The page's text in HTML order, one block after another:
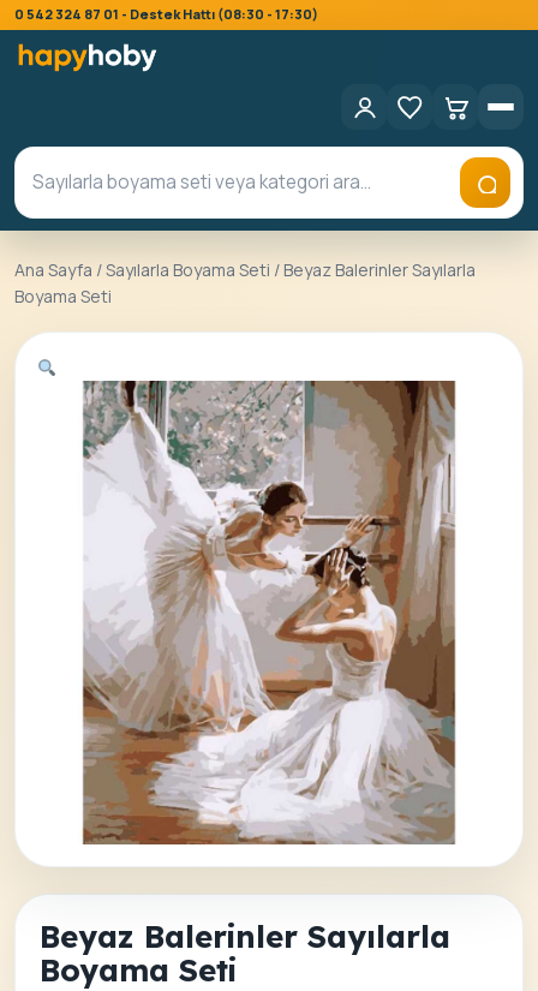
0 542 324 87 01 - Destek Hattı (08:30 - 17:30)
Ana Sayfa /Sayılarla Boyama Seti / Beyaz Balerinler Sayılarla
Boyama Seti
Beyaz Balerinler Sayılarla
Boyama Seti